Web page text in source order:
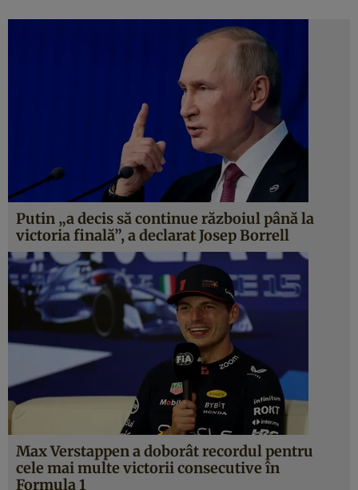
Putin „a decis să continue războiul până la
victoria finală”, a declarat Josep Borrell
Max Verstappen a doborât recordul pentru
cele mai multe victorii consecutive în
Formula 1